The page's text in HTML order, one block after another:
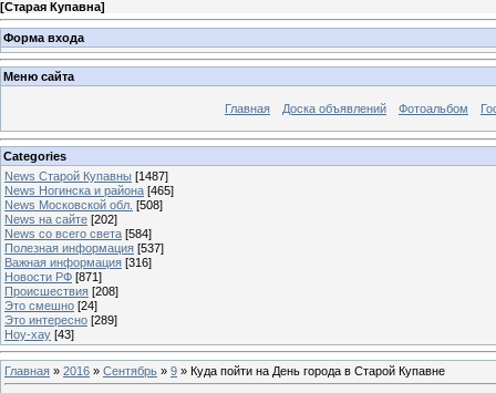
[Старая Купавна]
Форма входа
Меню сайта
Главная Доска объявлений Фотоальбом
Categories
News Старой Купавны [1487]
News Ногинска и района [465]
News Московской обл. [508]
News на сайте [202]
News со всего света [584]
Полезная информация [537]
Важная информация [316]
Новости РФ [871]
Происшествия [208]
Это смешно [24]
Это интересно [289]
Ноу-хау [43]
Главная » 2016 » Сентябрь » 9 » Куда пойти на День города в Старой Купавне